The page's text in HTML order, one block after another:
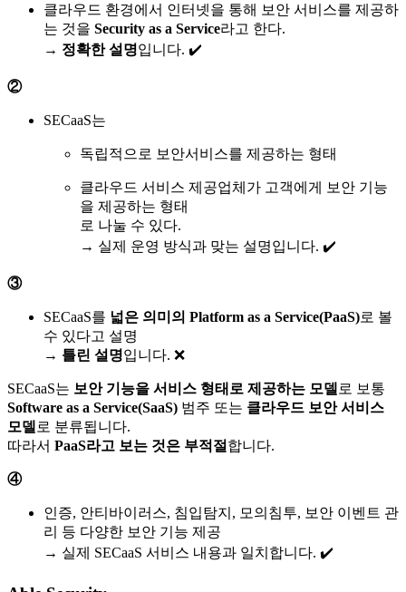
클라우드 환경에서 인터넷을 통해 보안 서비스를 제공하
는 것을 Security as a Service라고 한다.
→ 정확한 설명입니다. ✔️
②
SECaaS는
독립적으로 보안서비스를 제공하는 형태
클라우드 서비스 제공업체가 고객에게 보안 기능
을 제공하는 형태
로 나눌 수 있다.
→ 실제 운영 방식과 맞는 설명입니다. ✔️
③
SECaaS를 넓은 의미의 Platform as a Service(PaaS)로 볼
수 있다고 설명
→ 틀린 설명입니다. ❌
SECaaS는 보안 기능을 서비스 형태로 제공하는 모델 로 보통
Software as a Service(SaaS) 범주 또는 클라우드 보안 서비스
모델 로 분류됩니다.
따라서 PaaS라고 보는 것은 부적절 합니다.
④
인증, 안티바이러스, 침입탐지, 모의침투, 보안 이벤트 관
리 등 다양한 보안 기능 제공
→ 실제 SECaaS 서비스 내용과 일치합니다. ✔️